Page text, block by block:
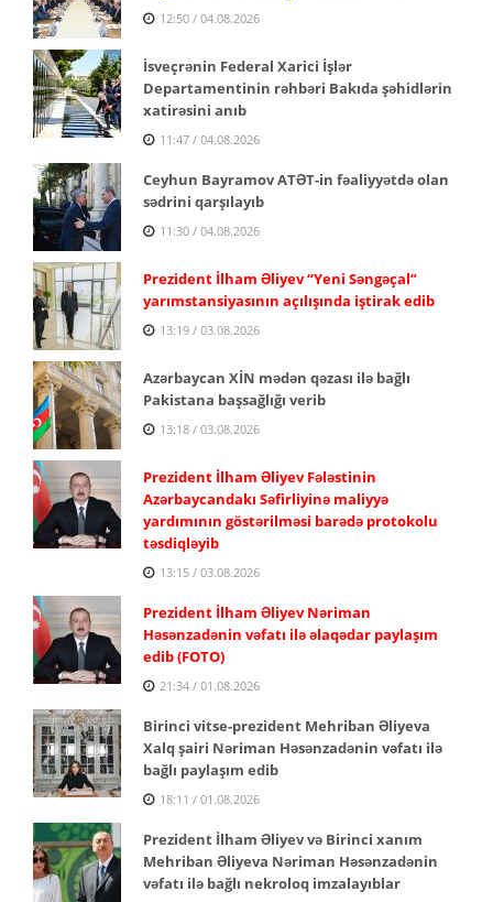
12:50 / 04.08.2026
İsveçrənin Federal Xarici İşlər
Departamentinin rəhbəri Bakıda şəhidlərin
xatirəsini anıb
11:47 / 04.08.2026
Ceyhun Bayramov ATƏT-in fəaliyyətdə olan
sədrini qarşılayıb
11:30 / 04.08.2026
Prezident İlham Əliyev “Yeni Səngəçal”
yarımstansiyasının açılışında iştirak edib
13:19 / 03.08.2026
Azərbaycan XİN mədən qəzası ilə bağlı
Pakistana başsağlığı verib
13:18 / 03.08.2026
Prezident İlham Əliyev Fələstinin
Azərbaycandakı Səfirliyinə maliyyə
yardımının göstərilməsi barədə protokolu
təsdiqləyib
13:15 / 03.08.2026
Prezident İlham Əliyev Nəriman
Həsənzadənin vəfatı ilə əlaqədar paylaşım
edib (FOTO)
21:34 / 01.08.2026
Birinci vitse-prezident Mehriban Əliyeva
Xalq şairi Nəriman Həsənzadənin vəfatı ilə
bağlı paylaşım edib
18:11 / 01.08.2026
Prezident İlham Əliyev və Birinci xanım
Mehriban Əliyeva Nəriman Həsənzadənin
vəfatı ilə bağlı nekroloq imzalayıblar